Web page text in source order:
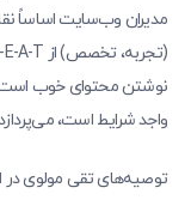
نوشتن محتوای خوب است
واجد شرایط است،
توصیه‌های تقی مولوی در